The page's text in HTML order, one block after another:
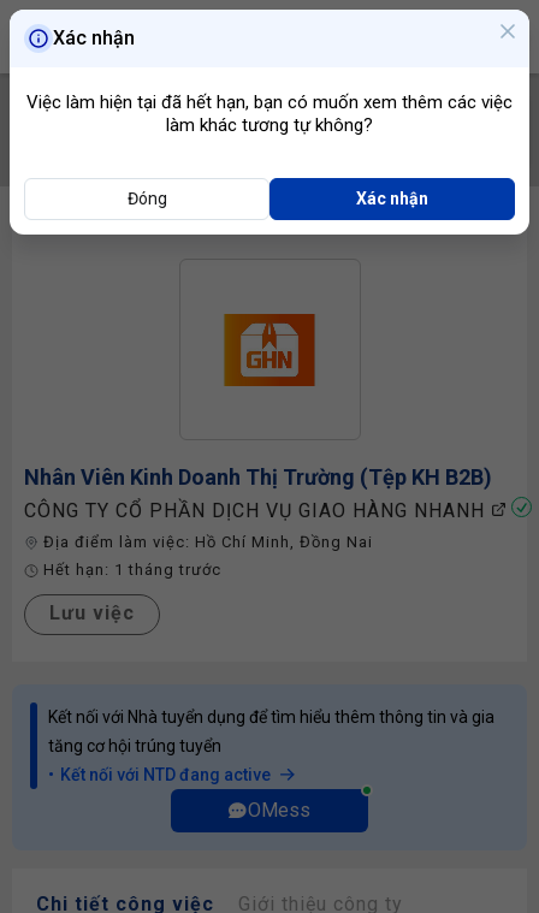
Nhân Viên Kinh Doanh Thị Trường (Tệp KH B2B)
CÔNG TY CỔ PHẦN DỊCH VỤ GIAO HÀNG NHANH
Địa điểm làm việc: Hồ Chí Minh , Đồng Nai
Hết hạn: 1 tháng trước
Lưu việc
Kết nối với Nhà tuyển dụng để tìm hiểu thêm thông tin và gia
tăng cơ hội trúng tuyển
Kết nối với NTD đang active
OMess
Chi tiết công việc Giới thiệu công ty
Xác nhận
Việc làm hiện tại đã hết hạn, bạn có muốn xem thêm các việc
làm khác tương tự không?
Đóng Xác nhận